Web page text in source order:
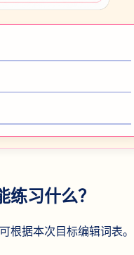
习什么？
根据本次目标编辑词表。